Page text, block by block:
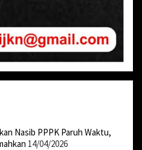
Nasib PPPK Paruh Waktu,
14/04/2026